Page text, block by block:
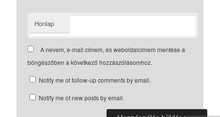
Honlap
A nevem, e-mail címem, és weboldalcímem mentése a
böngészőben a következő hozzászólásomhoz.
Notify me of follow-up comments by email.
Notify me of new posts by email.